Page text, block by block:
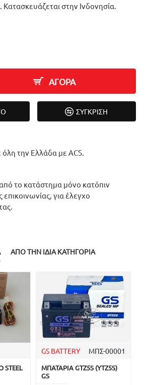
Κατασκευάζεται στην Ινδονησία.
ΑΓΟΡΑ
ΣΎΓΚΡΙΣΗ
την Ελλάδα με ACS.
το κατάστημα μόνο κατόπιν
για έλεγχο
ΑΠΌ ΤΗΝ ΊΔΙΑ ΚΑΤΗΓΟΡΊΑ
GS BATTERY ΜΠΣ-00001
ΜΠΑΤΑΡΙΑ GTZ5S (YTZ5S)
GS